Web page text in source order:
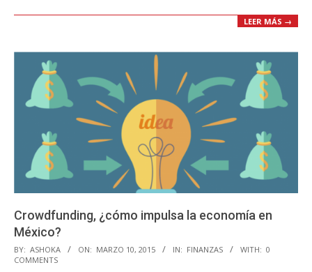
LEER MÁS →
Crowdfunding, ¿cómo impulsa la economía en
México?
2015-
03-
BY: ASHOKA ON: MARZO 10, 2015 IN: FINANZAS WITH: 0
COMMENTS